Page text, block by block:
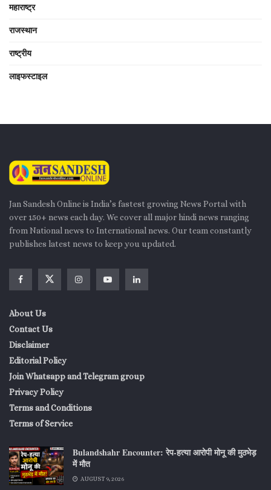
महाराष्ट्र
राजस्थान
राष्ट्रीय
लाइफस्टाइल
Jan Sandesh Online is India’s fastest growing News Portal with
over 150+ news each day. We cover all major hindi news ranging
from National news to International news. Our team constantly
publishes latest news to keep you updated.
About Us
Contact Us
Disclaimer
Editorial Policy
Join Whatsapp and Telegram group
Privacy Policy
Terms and Conditions
Terms of Service
Bulandshahr Encounter: रेप-हत्या आरोपी मोनू की मुठभेड़
में मौत
AUGUST 9, 2026